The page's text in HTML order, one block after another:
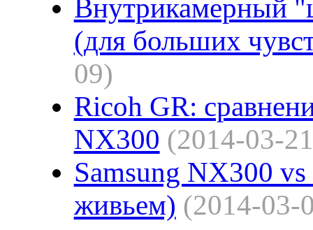
Внутрикамерный
(для больших
09)
Ricoh GR:
NX300 (2014-03-
Samsung NX300
живьем) (2014-03-